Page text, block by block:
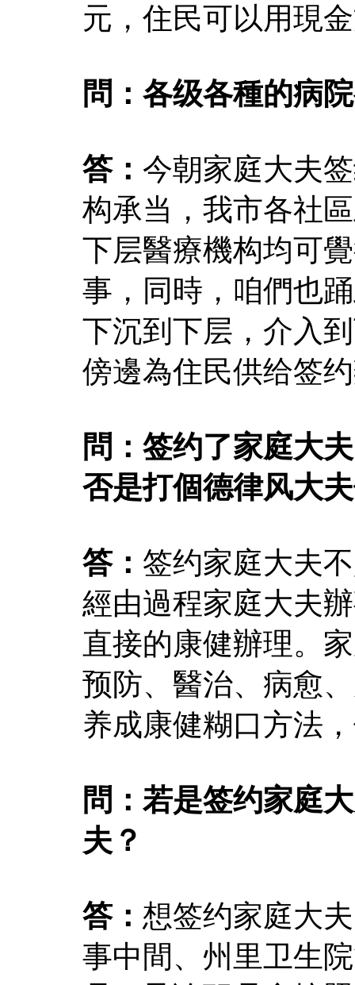
元，住民可以用現
問：各级各種的病
答： 今朝家庭大夫
构承当，我市各社
下层醫療機构均可
事，同時，咱們也
下沉到下层，介入
傍邊為住民供给签
問：签约了家庭大
否是打個德律风大
答： 签约家庭大夫
經由過程家庭大夫
直接的康健辦理。
预防、醫治、病愈
养成康健糊口方法
問：若是签约家庭
夫？
答： 想签约家庭大
事中間、州里卫生